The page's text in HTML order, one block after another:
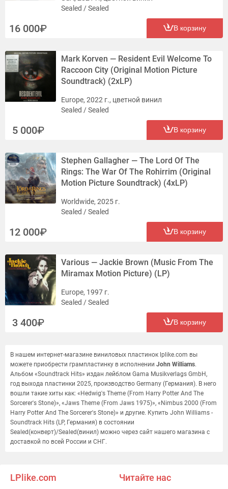
Sealed / Sealed
16 000 В корзину
Mark Korven — Resident Evil Welcome To
Raccoon City (Original Motion Picture
Soundtrack) (2xLP)
Europe, 2022 г., цветной винил
Sealed / Sealed
5 000 В корзину
Stephen Gallagher — The Lord Of The
Rings: The War Of The Rohirrim (Original
Motion Picture Soundtrack) (4xLP)
Worldwide, 2025 г.
Sealed / Sealed
12 000 В корзину
Various — Jackie Brown (Music From The
Miramax Motion Picture) (LP)
Europe, 1997 г.
Sealed / Sealed
3 400 В корзину
В нашем интернет-магазине виниловых пластинок lplike.com вы
можете приобрести грампластинку в исполнении John Williams.
Альбом «Soundtrack Hits» издан лейблом Gama Musikverlags GmbH,
год выхода пластинки 2025, производство Germany (Германия). В него
вошли такие хиты как: «Hedwig's Theme (From Harry Potter And The
Sorcerer's Stone)», «Jaws Theme (From Jaws 1975)», «Nimbus 2000 (From
Harry Potter And The Sorcerer's Stone)» и другие. Купить John Williams -
Soundtrack Hits (LP, Германия) в состоянии
Sealed(конверт)/Sealed(винил) можно через сайт нашего магазина с
доставкой по всей России и СНГ.
LPlike.com Читайте нас